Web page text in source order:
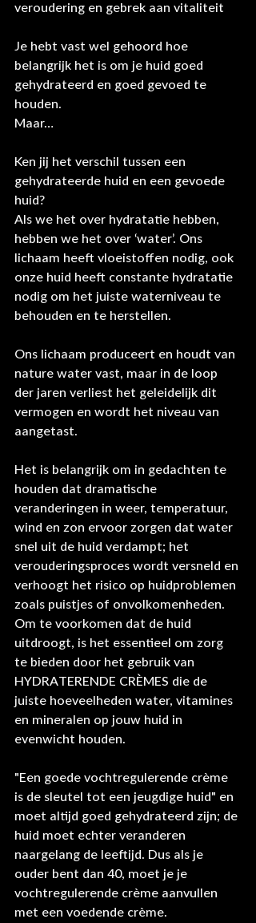
veroudering en gebrek aan vitaliteit
Je hebt vast wel gehoord hoe
belangrijk het is om je huid goed
gehydrateerd en goed gevoed te
houden.
Maar…
Ken jij het verschil tussen een
gehydrateerde huid en een gevoede
huid?
Als we het over hydratatie hebben,
hebben we het over ‘water’. Ons
lichaam heeft vloeistoffen nodig, ook
onze huid heeft constante hydratatie
nodig om het juiste waterniveau te
behouden en te herstellen.
Ons lichaam produceert en houdt van
nature water vast, maar in de loop
der jaren verliest het geleidelijk dit
vermogen en wordt het niveau van
aangetast.
Het is belangrijk om in gedachten te
houden dat dramatische
veranderingen in weer, temperatuur,
wind en zon ervoor zorgen dat water
snel uit de huid verdampt; het
verouderingsproces wordt versneld en
verhoogt het risico op huidproblemen
zoals puistjes of onvolkomenheden.
Om te voorkomen dat de huid
uitdroogt, is het essentieel om zorg
te bieden door het gebruik van
HYDRATERENDE CRÈMES die de
juiste hoeveelheden water, vitamines
en mineralen op jouw huid in
evenwicht houden.
"Een goede vochtregulerende crème
is de sleutel tot een jeugdige huid" en
moet altijd goed gehydrateerd zijn; de
huid moet echter veranderen
naargelang de leeftijd. Dus als je
ouder bent dan 40, moet je je
vochtregulerende crème aanvullen
met een voedende crème.